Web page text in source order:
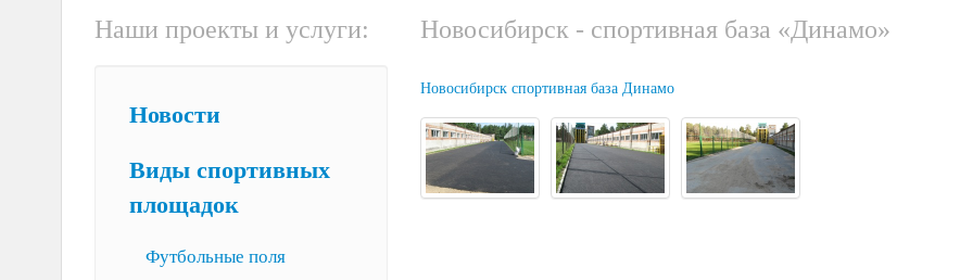
Наши проекты и услуги:
Новости
Виды спортивных
площадок
Футбольные поля
Новосибирск - спортивная база «Динамо»
Новосибирск спортивная база Динамо